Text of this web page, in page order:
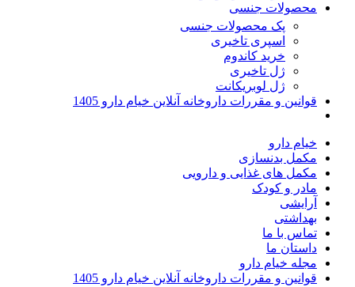
محصولات جنسی
پک محصولات جنسی
اسپری تاخیری
خرید کاندوم
ژل تاخیری
ژل لوبریکانت
قوانین و مقررات داروخانه آنلاین خیام دارو 1405
خیام دارو
مکمل بدنسازی
مکمل های غذایی و دارویی
مادر و کودک
آرایشی
بهداشتی
تماس با ما
داستان ما
مجله خیام دارو
قوانین و مقررات داروخانه آنلاین خیام دارو 1405